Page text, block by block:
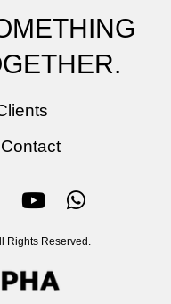
Contact
Rights Reserved.